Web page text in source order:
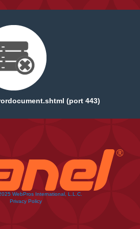
(port 443)
WebPros International, L.L.C.
Privacy Policy